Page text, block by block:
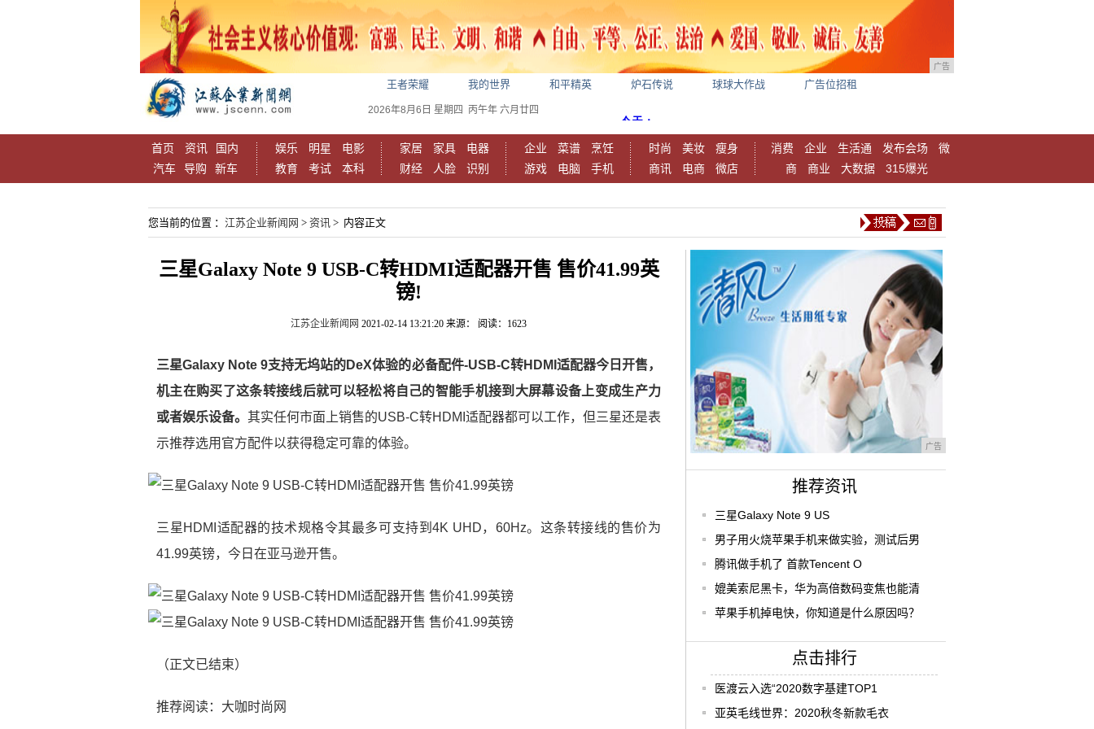
广告
王者荣耀 我的世界 和平精英 炉石传说 球球大作战 广告位招租
2026年8月6日 星期四 丙午年 六月廿四
首页 资讯
国内
汽车
导购 新车
娱乐 明星
电影
教育
考试 本科
家居 家具
电器
财经
人脸 识别
企业 菜谱
烹饪
游戏
电脑 手机
时尚 美妆
瘦身
商讯
电商 微店
消费 企业 生活通 发布会场
微
商
商业 大数据 315爆光
您当前的位置 ： 江苏企业新闻网 > 资讯 > 内容正文
三星Galaxy Note 9 USB-C转HDMI适配器开售 售价41.99英
镑!
江苏企业新闻网 2021-02-14 13:21:20 来源： 阅读：1623
三星Galaxy Note 9支持无坞站的DeX体验的必备配件-USB-C转HDMI适配器今日开售，
机主在购买了这条转接线后就可以轻松将自己的智能手机接到大屏幕设备上变成生产力
或者娱乐设备。 其实任何市面上销售的USB-C转HDMI适配器都可以工作，但三星还是表
示推荐选用官方配件以获得稳定可靠的体验。
三星HDMI适配器的技术规格令其最多可支持到4K UHD，60Hz。这条转接线的售价为
41.99英镑，今日在亚马逊开售。
（正文已结束）
推荐阅读： 大咖时尚网
广告
推荐资讯
三星Galaxy Note 9 US
男子用火烧苹果手机来做实验，测试后男
腾讯做手机了 首款Tencent O
媲美索尼黑卡，华为高倍数码变焦也能清
苹果手机掉电快，你知道是什么原因吗？
点击排行
医渡云入选“2020数字基建TOP1
亚英毛线世界：2020秋冬新款毛衣